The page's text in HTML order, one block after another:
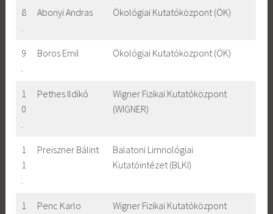
8
.
Abonyi Andras Ökológiai Kutatóközpont (ÖK)
9
.
Boros Emil Ökológiai Kutatóközpont (ÖK)
1
0
.
Pethes Ildikó
Wigner Fizikai Kutatóközpont
(WIGNER)
1
1
.
Preiszner Bálint
Balatoni Limnológiai
Kutatóintézet (BLKI)
1
Penc Karlo
Wigner Fizikai Kutatóközpont